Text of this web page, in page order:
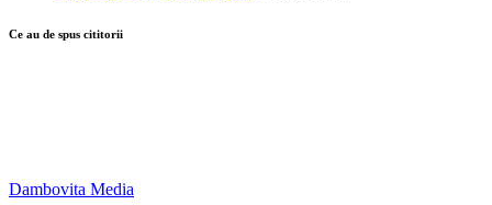
Ce au de spus cititorii
Dambovita Media